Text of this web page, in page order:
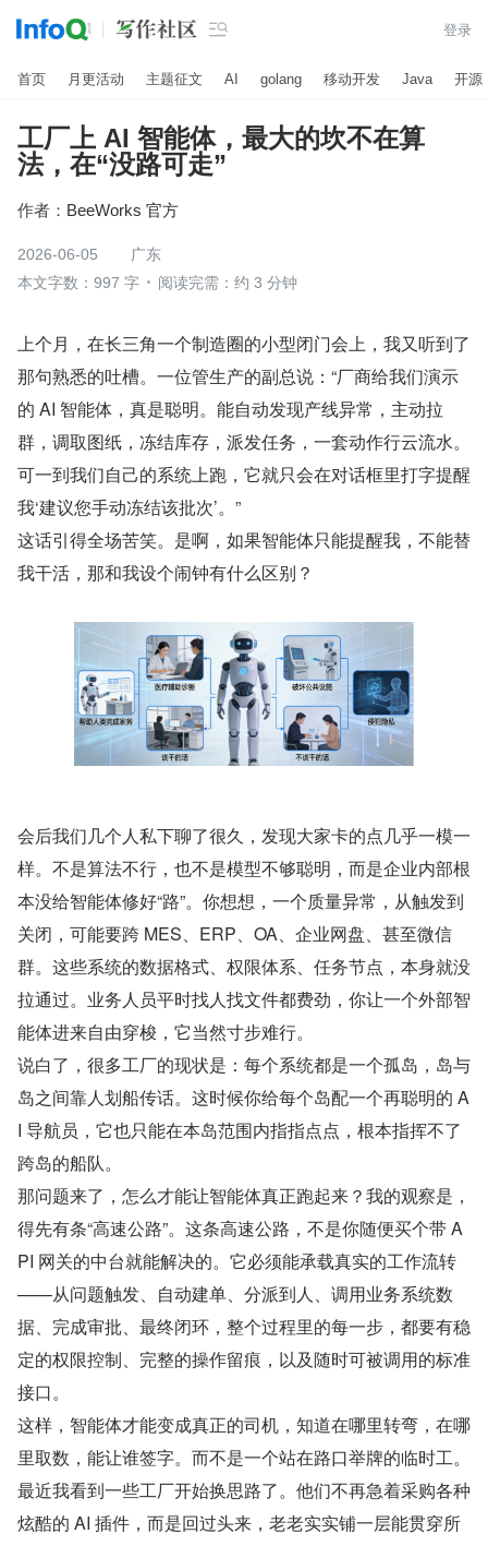
 登录
首页 月更活动 主题征文 AI golang 移动开发 Java 开源
工厂上 AI 智能体，最大的坎不在算
法，在“没路可走”
作者： BeeWorks 官方
2026-06-05
广东
本文字数：997 字
阅读完需：约 3 分钟
上个月，在长三角一个制造圈的小型闭门会上，我又听到了
那句熟悉的吐槽。一位管生产的副总说：“厂商给我们演示
的 AI 智能体，真是聪明。能自动发现产线异常，主动拉
群，调取图纸，冻结库存，派发任务，一套动作行云流水。
可一到我们自己的系统上跑，它就只会在对话框里打字提醒
我‘建议您手动冻结该批次’。”
这话引得全场苦笑。是啊，如果智能体只能提醒我，不能替
我干活，那和我设个闹钟有什么区别？
会后我们几个人私下聊了很久，发现大家卡的点几乎一模一
样。不是算法不行，也不是模型不够聪明，而是企业内部根
本没给智能体修好“路”。你想想，一个质量异常，从触发到
关闭，可能要跨 MES、ERP、OA、企业网盘、甚至微信
群。这些系统的数据格式、权限体系、任务节点，本身就没
拉通过。业务人员平时找人找文件都费劲，你让一个外部智
能体进来自由穿梭，它当然寸步难行。
说白了，很多工厂的现状是：每个系统都是一个孤岛，岛与
岛之间靠人划船传话。这时候你给每个岛配一个再聪明的 A
I 导航员，它也只能在本岛范围内指指点点，根本指挥不了
跨岛的船队。
那问题来了，怎么才能让智能体真正跑起来？我的观察是，
得先有条“高速公路”。这条高速公路，不是你随便买个带 A
PI 网关的中台就能解决的。它必须能承载真实的工作流转
——从问题触发、自动建单、分派到人、调用业务系统数
据、完成审批、最终闭环，整个过程里的每一步，都要有稳
定的权限控制、完整的操作留痕，以及随时可被调用的标准
接口。
这样，智能体才能变成真正的司机，知道在哪里转弯，在哪
里取数，能让谁签字。而不是一个站在路口举牌的临时工。
最近我看到一些工厂开始换思路了。他们不再急着采购各种
炫酷的 AI 插件，而是回过头来，老老实实铺一层能贯穿所